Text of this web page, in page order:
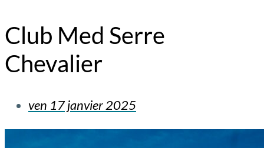
Club Med Serre
Chevalier
ven 17 janvier 2025